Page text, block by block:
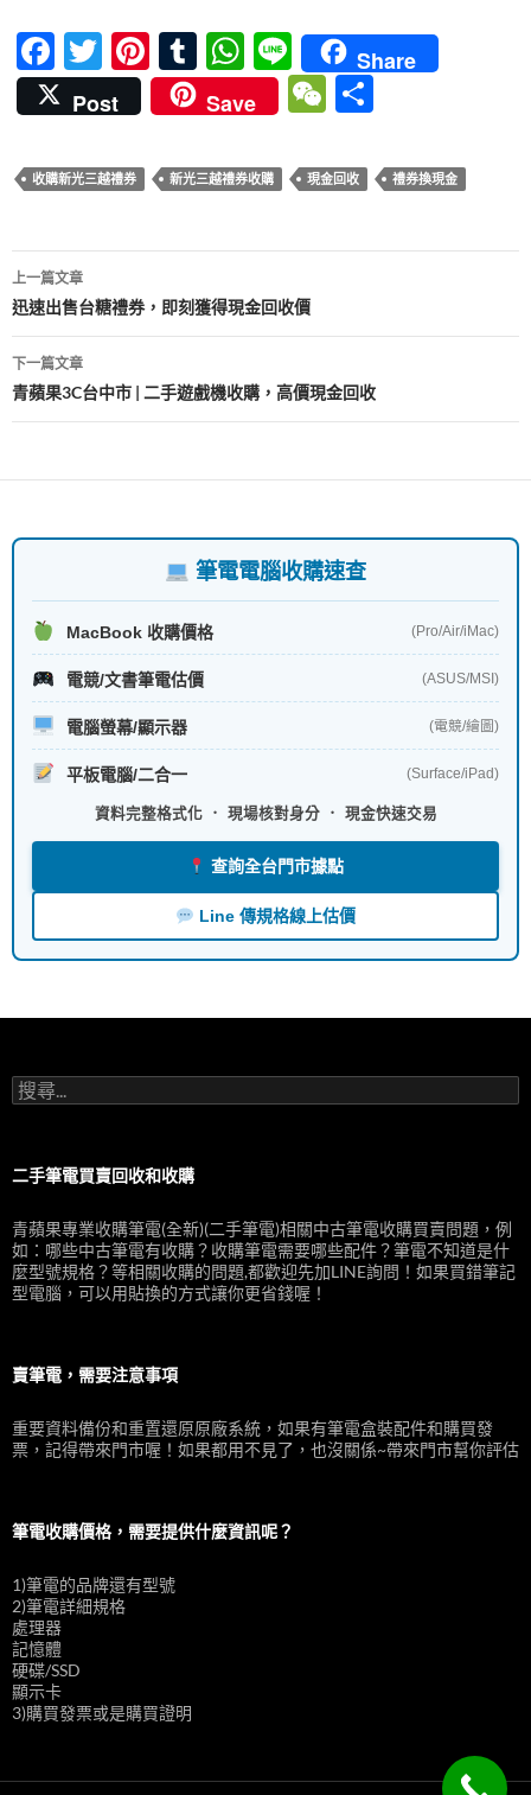
F
ac
e
b
o
o
k
T
w
itt
er
Pi
nt
er
es
t
T
u
m
bl
r
W
h
at
s
A
p
Li
n
e
Share
Post
Save
W
C
at
收購新光三越禮券 新光三越禮券收購 現金回收 禮券換現金
文
章
導
覽
上一篇文章
迅速出售台糖禮券，即刻獲得現金回收價
下一篇文章
青蘋果3C台中市 | 二手遊戲機收購，高價現金回收
筆電電腦收購速查
MacBook 收購價格 (Pro/Air/iMac)
電競/文書筆電估價 (ASUS/MSI)
電腦螢幕/顯示器 (電競/繪圖)
平板電腦/二合一 (Surface/iPad)
資料完整格式化 ． 現場核對身分 ． 現金快速交易
查詢全台門市據點
Line 傳規格線上估價
搜
尋
字:
二手筆電買賣回收和收購
青蘋果專業收購筆電(全新)(二手筆電)相關中古筆電收購買賣問題，例
如：哪些中古筆電有收購？收購筆電需要哪些配件？筆電不知道是什
麼型號規格？等相關收購的問題,都歡迎先加LINE詢問！如果買錯筆記
型電腦，可以用貼換的方式讓你更省錢喔！
賣筆電，需要注意事項
重要資料備份和重置還原原廠系統，如果有筆電盒裝配件和購買發
票，記得帶來門市喔！如果都用不見了，也沒關係~帶來門市幫你評估
筆電收購價格，需要提供什麼資訊呢？
1)筆電的品牌還有型號
2)筆電詳細規格
處理器
記憶體
硬碟/SSD
顯示卡
3)購買發票或是購買證明